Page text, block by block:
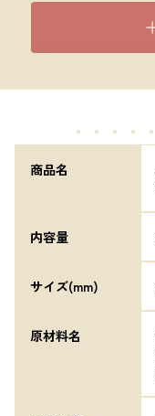
・・・・・
商品名
内容量
サイズ(mm)
原材料名